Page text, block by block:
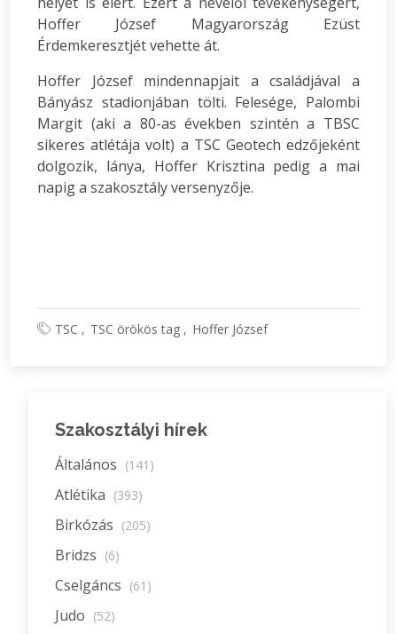
Hoffer József Magyarország Ezüst
Érdemkeresztjét vehette át.
Hoffer József mindennapjait a családjával a
Bányász stadionjában tölti. Felesége, Palombi
Margit (aki a 80-as években szintén a TBSC
sikeres atlétája volt) a TSC Geotech edzőjeként
dolgozik, lánya, Hoffer Krisztina pedig a mai
napig a szakosztály versenyzője.
TSC TSC örökös tag Hoffer József
Szakosztályi hírek
Általános (141)
Atlétika (393)
Birkózás (205)
Bridzs (6)
Cselgáncs (61)
Judo (52)